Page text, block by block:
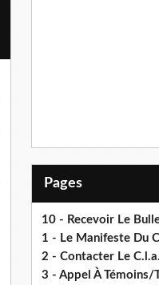
Pages
10 - Recevoir Le
1 - Le Manifeste Du
2 - Contacter Le
3 - Appel À Témoins/